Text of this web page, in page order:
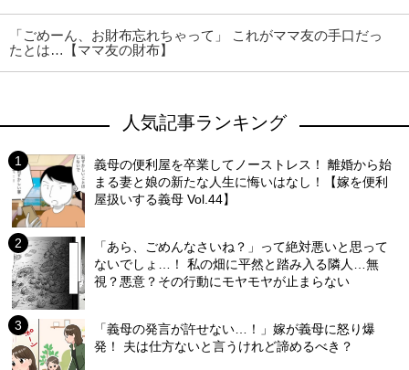
「ごめーん、お財布忘れちゃって」 これがママ友の手口だっ
たとは…【ママ友の財布】
人気記事ランキング
義母の便利屋を卒業してノーストレス！ 離婚から始
まる妻と娘の新たな人生に悔いはなし！【嫁を便利
屋扱いする義母 Vol.44】
「あら、ごめんなさいね？」って絶対悪いと思って
ないでしょ…！ 私の畑に平然と踏み入る隣人…無
視？悪意？その行動にモヤモヤが止まらない
「義母の発言が許せない…！」嫁が義母に怒り爆
発！ 夫は仕方ないと言うけれど諦めるべき？